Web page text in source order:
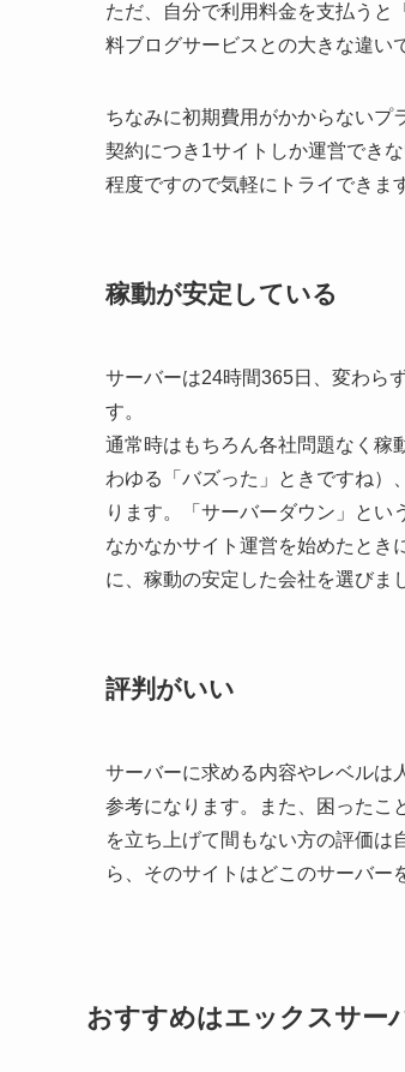
ただ、自分で利用料金を支払うと
料ブログサービスとの大きな違い
ちなみに初期費用がかからないプ
契約につき1サイトしか運営でき
程度ですので気軽にトライできま
稼動が安定している
サーバーは24時間365日、変わら
す。
通常時はもちろん各社問題なく稼
わゆる「バズった」ときですね）
ります。「サーバーダウン」とい
なかなかサイト運営を始めたとき
に、稼動の安定した会社を選びま
評判がいい
サーバーに求める内容やレベルは
参考になります。また、困ったこ
を立ち上げて間もない方の評価は
ら、そのサイトはどこのサーバー
おすすめはエックスサー